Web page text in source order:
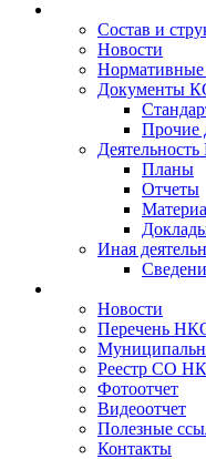
Состав и
Новости
Документы
Прочие
Планы
Отчеты
Иная
Новости
Перечень
Реестр СО
Фотоотчет
Видеоотчет
Полезные
Контакты